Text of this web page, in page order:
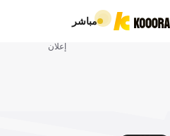
مباشر
إعلان